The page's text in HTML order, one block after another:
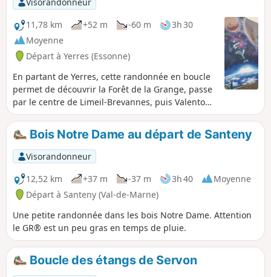
11,78 km
+52 m -60 m
3h 30
Moyenne
Départ à Yerres (Essonne)
En partant de Yerres, cette randonnée en boucle
permet de découvrir la Forêt de la Grange, passe
par le centre de Limeil-Brevannes, puis Valenton.
Le retour se fait en empruntant, en grande
partie, la "Végétale": voie verte qui passe sous le
téléphérique C1 reliant Villeneuve-Saint-Georges
à Créteil.
Bois Notre Dame au départ de Santeny
Visorandonneur
12,52 km
+37 m -37 m 3h 40
Moyenne
Départ à Santeny (Val-de-Marne)
Une petite randonnée dans les bois Notre Dame. Attention
le GR® est un peu gras en temps de pluie.
Boucle des étangs de Servon